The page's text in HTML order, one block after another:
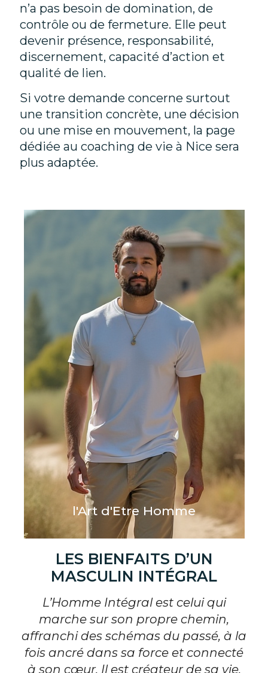
n’a pas besoin de domination, de
contrôle ou de fermeture. Elle peut
devenir présence, responsabilité,
discernement, capacité d’action et
qualité de lien.
Si votre demande concerne surtout
une transition concrète, une décision
ou une mise en mouvement, la page
dédiée au coaching de vie à Nice sera
plus adaptée.
l'Art d'Etre Homme
LES BIENFAITS D’UN
MASCULIN INTÉGRAL
L’Homme Intégral est celui qui
marche sur son propre chemin,
affranchi des schémas du passé, à la
fois ancré dans sa force et connecté
à son cœur. Il est créateur de sa vie,